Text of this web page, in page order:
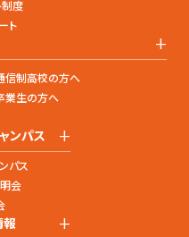
制度
ト
+
信制高校の方へ
業生の方へ
ンパス +
パス
会
報 +